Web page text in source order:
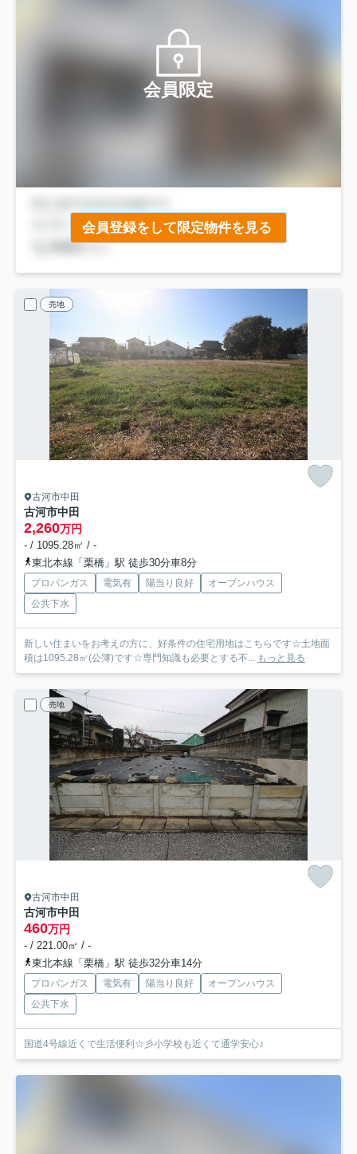
会員限定
会員登録をして限定物件を見る
売地
古河市中田
古河市中田
2,260万円
- / 1095.28㎡ / -
東北本線「栗橋」駅 徒歩30分車8分
プロパンガス 電気有 陽当り良好
オープンハウス
公共下水
新しい住まいをお考えの方に、好条件の住宅用地はこちらです☆土地面
積は1095.28㎡(公簿)です☆専門知識も必要とする不... もっと見る
売地
古河市中田
古河市中田
460万円
- / 221.00㎡ / -
東北本線「栗橋」駅 徒歩32分車14分
プロパンガス 電気有 陽当り良好
オープンハウス
公共下水
国道4号線近くで生活便利☆彡小学校も近くて通学安心♪